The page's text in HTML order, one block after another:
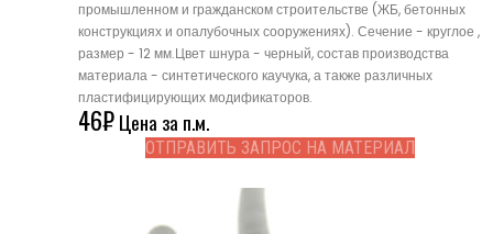
промышленном и гражданском строительстве (ЖБ, бетонных
конструкциях и опалубочных сооружениях). Сечение - круглое ,
размер - 12 мм.Цвет шнура - черный, состав производства
материала - синтетического каучука, а также различных
пластифицирующих модификаторов.
46₽Цена за п.м.
ОТПРАВИТЬ ЗАПРОС НА МАТЕРИАЛ